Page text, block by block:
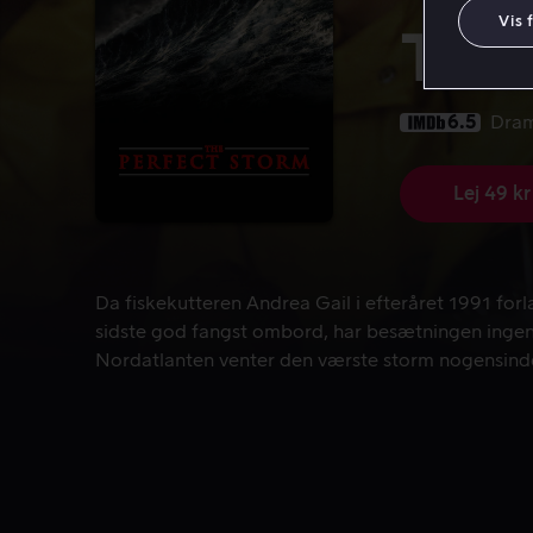
The
6.5
Lej 49 kr
Da fiskekutteren Andrea Gail i efteråret 1991
Da fiskekutteren Andrea Gail i efteråret 1991
sidste god fangst ombord, har besætningen
Nordatlanten venter den værste storm
Vis